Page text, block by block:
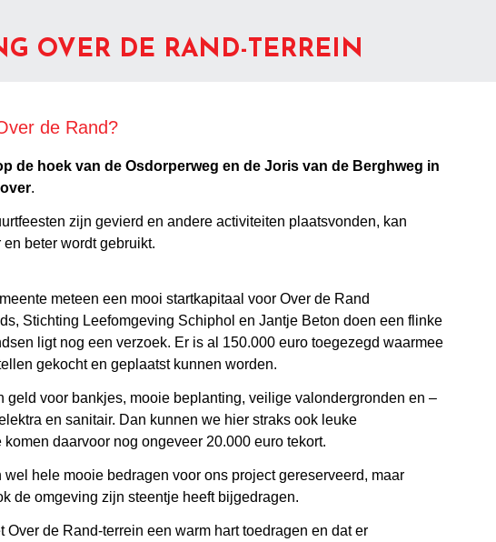
OVER DE RAND-TERREIN
de Rand?
de hoek van de Osdorperweg en de Joris van de Berghweg in
.
zijn gevierd en andere activiteiten plaatsvonden, kan
beter wordt gebruikt.
meteen een mooi startkapitaal voor Over de Rand
Stichting Leefomgeving Schiphol en Jantje Beton doen een flinke
ligt nog een verzoek. Er is al 150.000 euro toegezegd waarmee
gekocht en geplaatst kunnen worden.
geld voor bankjes, mooie beplanting, veilige valondergronden en –
en sanitair. Dan kunnen we hier straks ook leuke
daarvoor nog ongeveer 20.000 euro tekort.
hele mooie bedragen voor ons project gereserveerd, maar
de omgeving zijn steentje heeft bijgedragen.
Over de Rand-terrein een warm hart toedragen en dat er